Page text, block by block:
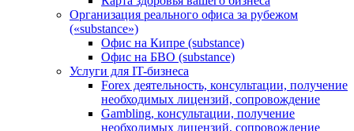
Организация реального офиса за рубежом
(«substance»)
Офис на Кипре (substance)
Офис на БВО (substance)
Услуги для IT-бизнеса
Forex деятельность, консультации, получение
необходимых лицензий, сопровождение
Gambling, консультации, получение
необходимых лицензий, сопровождение